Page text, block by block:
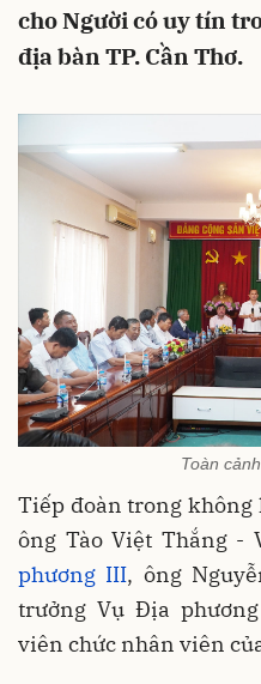
cho Người có uy tín
địa bàn TP. Cần Thơ.
Toàn
Tiếp đoàn trong
ông Tào Việt Thắng -
phương III, ông
trưởng Vụ Địa
viên chức nhân viên